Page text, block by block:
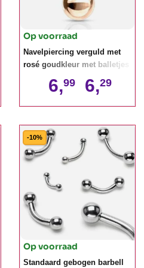
Op voorraad
Navelpiercing verguld met
rosé goudkleur met balletjes
6,99 6,29
-10%
Op voorraad
Standaard gebogen barbell